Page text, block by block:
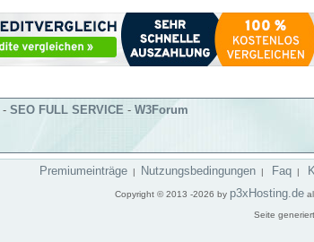
- SEO FULL SERVICE - W3Forum
Premiumeinträge| Nutzungsbedingungen| Faq|
Copyright © 2013 -2026 by p3xHosting.de
Seite